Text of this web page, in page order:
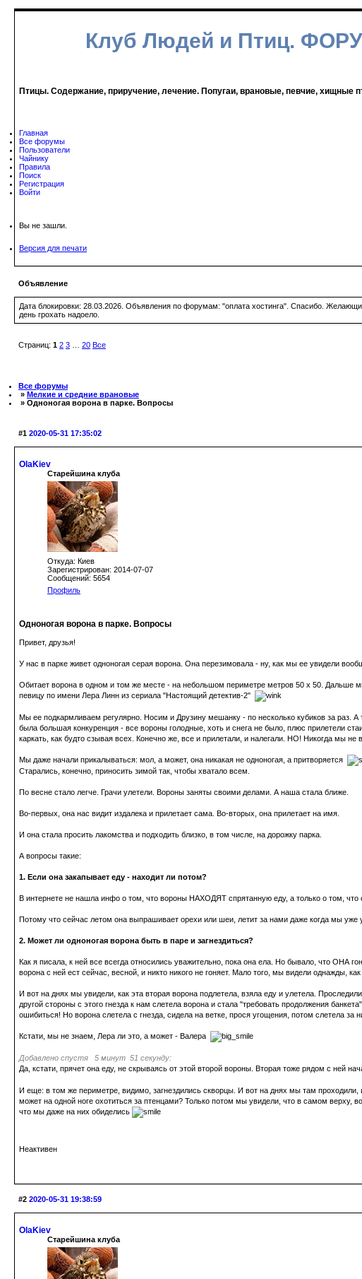
Клуб Людей и Птиц.
Птицы. Содержание, приручение, лечение. Попугаи, врановые, певчие, хищные
Главная
Все форумы
Пользователи
Чайнику
Правила
Поиск
Регистрация
Войти
Вы не зашли.
Версия для печати
Объявление
Дата блокировки: 28.03.2026. Объявления по форумам: "оплата хостинга". Спасибо.
день грохать надоело.
Страниц: 1 2 3 … 20 Все
Все форумы
» Мелкие и средние врановые
» Одноногая ворона в парке. Вопросы
#1 2020-05-31 17:35:02
OlaKiev
Старейшина клуба
Откуда: Киев
Зарегистрирован: 2014-07-07
Сообщений: 5654
Профиль
Одноногая ворона в парке. Вопросы
Привет, друзья!
У нас в парке живет одноногая серая ворона. Она перезимовала - ну, как мы ее увидели
Обитает ворона в одном и том же месте - на небольшом периметре метров 50 х 50. Дальше
певицу по имени Лера Линн из сериала "Настоящий детектив-2"
Мы ее подкармливаем регулярно. Носим и Друзину мешанку - по несколько кубиков за раз.
была большая конкуренция - все вороны голодные, хоть и снега не было, плюс прилетели
каркать, как будто сзывая всех. Конечно же, все и прилетали, и налегали. НО! Никогда мы
Мы даже начали прикалываться: мол, а может, она никакая не одноногая, а притворяется
Старались, конечно, приносить зимой так, чтобы хватало всем.
По весне стало легче. Грачи улетели. Вороны заняты своими делами. А наша стала ближе.
Во-первых, она нас видит издалека и прилетает сама. Во-вторых, она прилетает на имя.
И она стала просить лакомства и подходить близко, в том числе, на дорожку парка.
А вопросы такие:
1. Если она закапывает еду - находит ли потом?
В интернете не нашла инфо о том, что вороны НАХОДЯТ спрятанную еду, а только о том,
Потому что сейчас летом она выпрашивает орехи или шеи, летит за нами даже когда мы уже
2. Может ли одноногая ворона быть в паре и загнездиться?
Как я писала, к ней все всегда относились уважительно, пока она ела. Но бывало, что ОНА
ворона с ней ест сейчас, весной, и никто никого не гоняет. Мало того, мы видели
И вот на днях мы увидели, как эта вторая ворона подлетела, взяла еду и улетела.
другой стороны с этого гнезда к нам слетела ворона и стала "требовать продолжения
ошибиться! Но ворона слетела с гнезда, сидела на ветке, прося угощения, потом слетела
Кстати, мы не знаем, Лера ли это, а может - Валера
Добавлено спустя 5 минут 51 секунду:
Да, кстати, прячет она еду, не скрываясь от этой второй вороны. Вторая тоже рядом с ней
И еще: в том же периметре, видимо, загнездились скворцы. И вот на днях мы там
может на одной ноге охотиться за птенцами? Только потом мы увидели, что в самом
что мы даже на них обиделись
Неактивен
#2 2020-05-31 19:38:59
OlaKiev
Старейшина клуба